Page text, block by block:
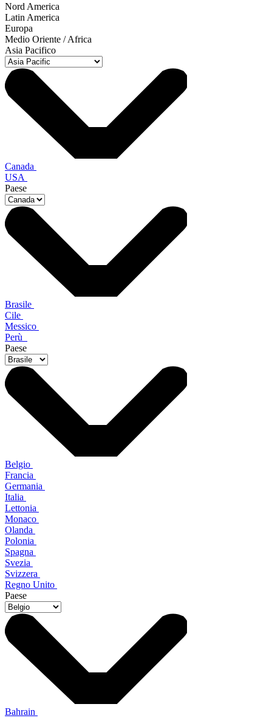
Nord America
Latin America
Europa
Medio Oriente / Africa
Asia Pacifico
Canada
USA
Paese
Brasile
Cile
Messico
Perù
Paese
Belgio
Francia
Germania
Italia
Lettonia
Monaco
Olanda
Polonia
Spagna
Svezia
Svizzera
Regno Unito
Paese
Bahrain